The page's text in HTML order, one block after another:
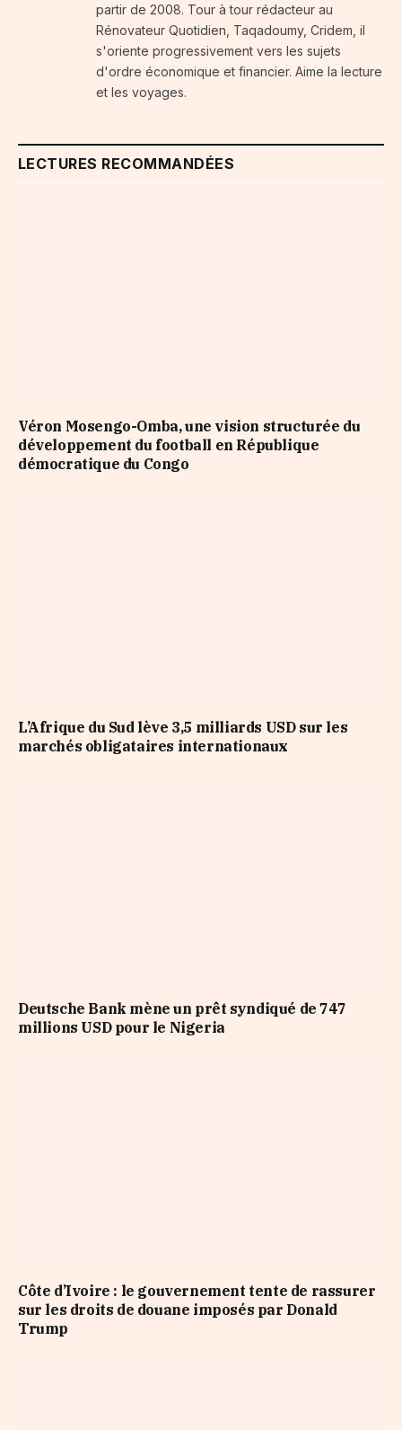
partir de 2008. Tour à tour rédacteur au
Rénovateur Quotidien, Taqadoumy, Cridem, il
s'oriente progressivement vers les sujets
d'ordre économique et financier. Aime la lecture
et les voyages.
LECTURES RECOMMANDÉES
Véron Mosengo-Omba, une vision structurée du
développement du football en République
démocratique du Congo
L’Afrique du Sud lève 3,5 milliards USD sur les
marchés obligataires internationaux
Deutsche Bank mène un prêt syndiqué de 747
millions USD pour le Nigeria
Côte d’Ivoire : le gouvernement tente de rassurer
sur les droits de douane imposés par Donald
Trump